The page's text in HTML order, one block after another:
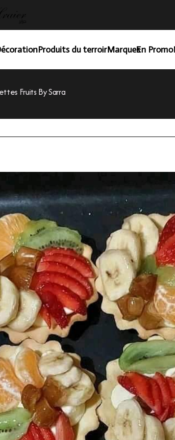
Produits du terroirMarquesEn Promo
Fruits By Sarra